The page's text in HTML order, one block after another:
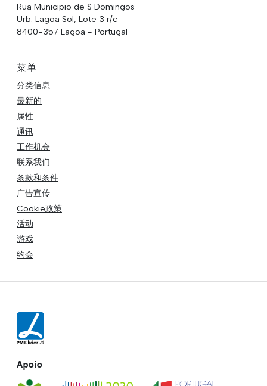
Rua Municipio de S Domingos
Urb. Lagoa Sol, Lote 3 r/c
8400-357 Lagoa - Portugal
菜单
分类信息
最新的
属性
通讯
工作机会
联系我们
条款和条件
广告宣传
Cookie政策
活动
游戏
约会
Apoio